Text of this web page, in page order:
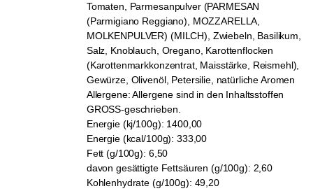
Tomaten, Parmesanpulver (PARMESAN
(Parmigiano Reggiano), MOZZARELLA,
MOLKENPULVER) (MILCH), Zwiebeln, Basilikum,
Salz, Knoblauch, Oregano, Karottenflocken
(Karottenmarkkonzentrat, Maisstärke, Reismehl),
Gewürze, Olivenöl, Petersilie, natürliche Aromen
Allergene: Allergene sind in den Inhaltsstoffen
GROSS-geschrieben.
Energie (kj/100g): 1400,00
Energie (kcal/100g): 333,00
Fett (g/100g): 6,50
davon gesättigte Fettsäuren (g/100g): 2,60
Kohlenhydrate (g/100g): 49,20